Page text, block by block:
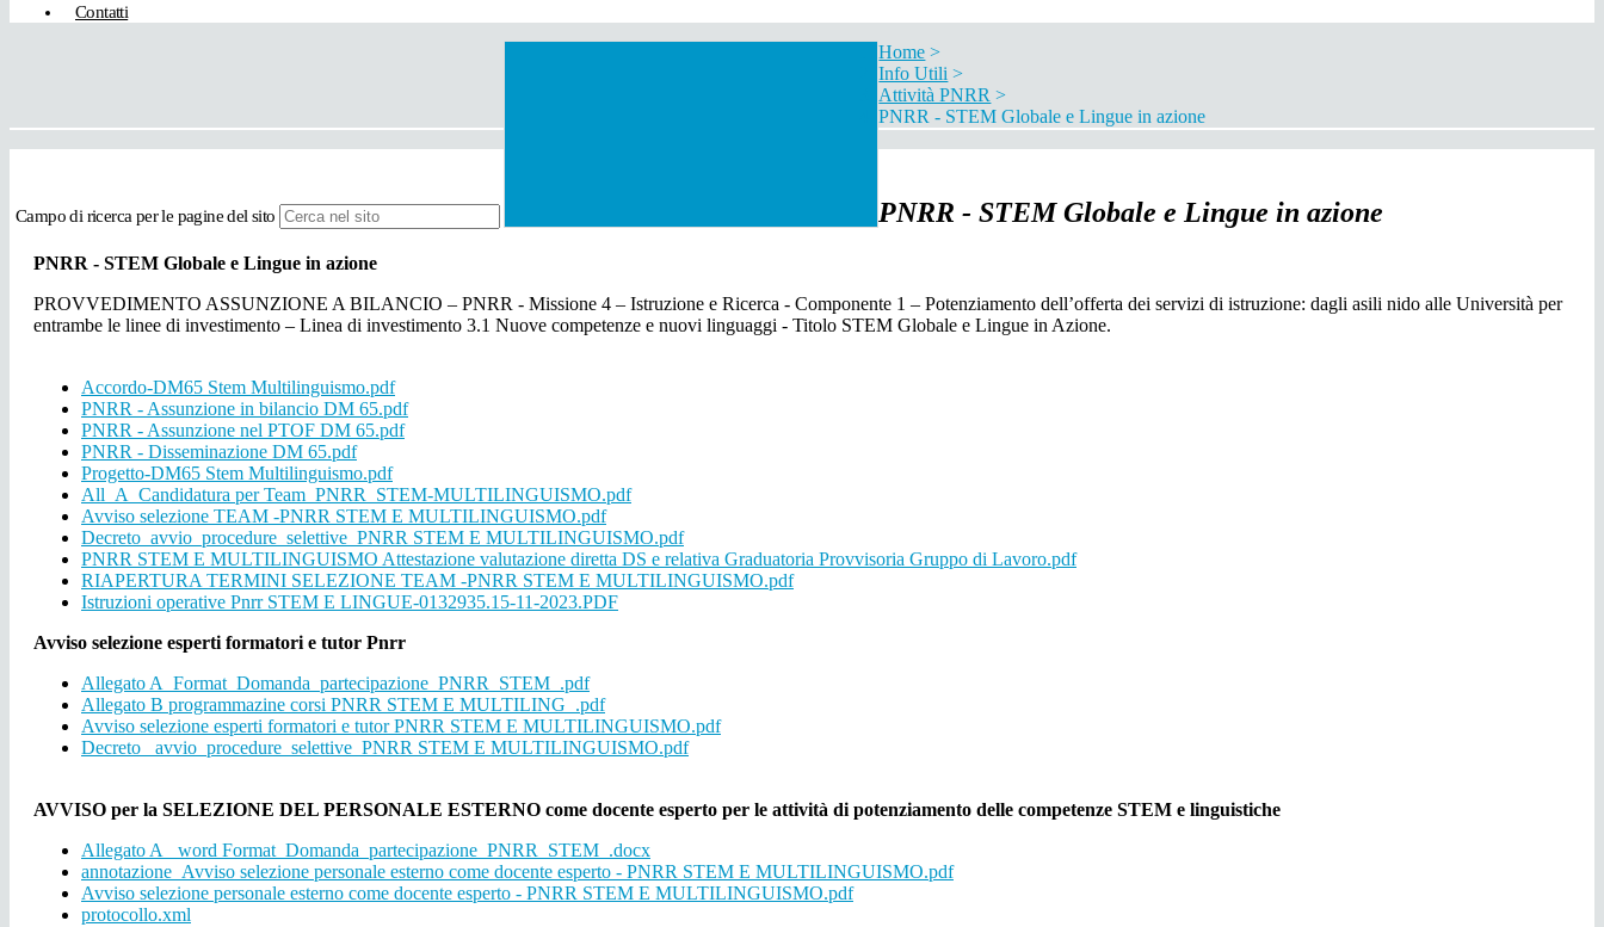
Contatti
Campo di ricerca per le pagine del sito
Home >
Info Utili >
Attività PNRR >
PNRR - STEM Globale e Lingue in azione
PNRR - STEM Globale e Lingue in azione
PNRR - STEM Globale e Lingue in azione
PROVVEDIMENTO ASSUNZIONE A BILANCIO – PNRR - Missione 4 – Istruzione e Ricerca - Componente 1 – Potenziamento dell’offerta dei servizi di istruzione: dagli asili nido alle Università per
entrambe le linee di investimento – Linea di investimento 3.1 Nuove competenze e nuovi linguaggi - Titolo STEM Globale e Lingue in Azione.
Accordo-DM65 Stem Multilinguismo.pdf
PNRR - Assunzione in bilancio DM 65.pdf
PNRR - Assunzione nel PTOF DM 65.pdf
PNRR - Disseminazione DM 65.pdf
Progetto-DM65 Stem Multilinguismo.pdf
All_A_Candidatura per Team_PNRR_STEM-MULTILINGUISMO.pdf
Avviso selezione TEAM -PNRR STEM E MULTILINGUISMO.pdf
Decreto_avvio_procedure_selettive_PNRR STEM E MULTILINGUISMO.pdf
PNRR STEM E MULTILINGUISMO Attestazione valutazione diretta DS e relativa Graduatoria Provvisoria Gruppo di Lavoro.pdf
RIAPERTURA TERMINI SELEZIONE TEAM -PNRR STEM E MULTILINGUISMO.pdf
Istruzioni operative Pnrr STEM E LINGUE-0132935.15-11-2023.PDF
Avviso selezione esperti formatori e tutor Pnrr
Allegato A_Format_Domanda_partecipazione_PNRR_STEM_.pdf
Allegato B programmazine corsi PNRR STEM E MULTILING_.pdf
Avviso selezione esperti formatori e tutor PNRR STEM E MULTILINGUISMO.pdf
Decreto _avvio_procedure_selettive_PNRR STEM E MULTILINGUISMO.pdf
AVVISO per la SELEZIONE DEL PERSONALE ESTERNO come docente esperto per le attività di potenziamento delle competenze STEM e linguistiche
Allegato A_ word Format_Domanda_partecipazione_PNRR_STEM_.docx
annotazione_Avviso selezione personale esterno come docente esperto - PNRR STEM E MULTILINGUISMO.pdf
Avviso selezione personale esterno come docente esperto - PNRR STEM E MULTILINGUISMO.pdf
protocollo.xml